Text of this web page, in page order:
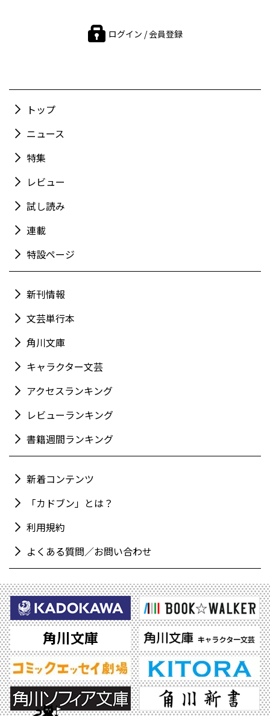
ログイン / 会員登録
トップ
ニュース
特集
レビュー
試し読み
連載
特設ページ
新刊情報
文芸単行本
角川文庫
キャラクター文芸
アクセスランキング
レビューランキング
書籍週間ランキング
新着コンテンツ
「カドブン」とは？
利用規約
よくある質問／お問い合わせ